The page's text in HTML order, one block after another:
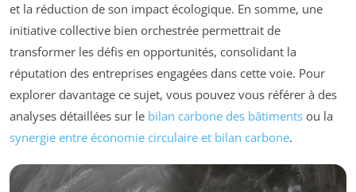
et la réduction de son impact écologique. En somme, une
initiative collective bien orchestrée permettrait de
transformer les défis en opportunités, consolidant la
réputation des entreprises engagées dans cette voie. Pour
explorer davantage ce sujet, vous pouvez vous référer à des
analyses détaillées sur le bilan carbone des bâtiments ou la
synergie entre économie circulaire et bilan carbone.